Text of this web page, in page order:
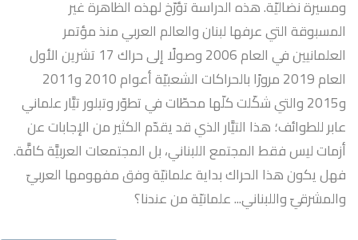
ومسيرة نضاليّة. هذه الدراسة تؤرّخ لهذه الظاهرة غير
المسبوقة التي عرفها لبنان والعالم العربي منذ مؤتمر
العلمانيين في العام 2006 وصولًا إلى حراك 17 تشرين الأول
العام 2019 مرورًا بالحراكات الشعبيّة أعوام 2010 و2011
و2015 والتي شكّلت كلّها محطّات في تطوّر وتبلور تيَّار علماني
عابر للطوائف؛ هذا التيَّار الذي قد يقدّم الكثير من الإجابات عن
أزمات ليس فقط المجتمع اللبناني، بل المجتمعات العربيَّة كافَّة.
فهل يكون هذا الحراك بداية علمانيّة وفق مفهومها العربيّ
والمشرقيّ واللبناني... علمانيّة من عندنا؟